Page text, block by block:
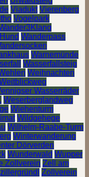
Viadukt Vierenberg
Vogelpark
Wanderpass
Warnemünde
Wasserfallsteig
Weihnachten
Wasserräder
Weserberglandweg
Wiehenturm
Wildgehege
Wilhelm-Raabe-Turm
Winterwanderung
Dörverden
Wunderwald Wupper
Zollverein Zell am
zillergründl Zollverein